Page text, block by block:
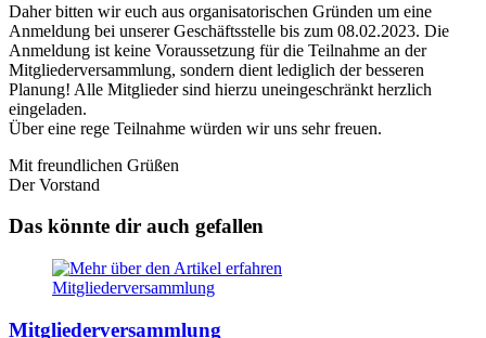
Daher bitten wir euch aus organisatorischen Gründen um eine
Anmeldung bei unserer Geschäftsstelle bis zum 08.02.2023. Die
Anmeldung ist keine Voraussetzung für die Teilnahme an der
Mitgliederversammlung, sondern dient lediglich der besseren
Planung! Alle Mitglieder sind hierzu uneingeschränkt herzlich
eingeladen.
Über eine rege Teilnahme würden wir uns sehr freuen.
Mit freundlichen Grüßen
Der Vorstand
Das könnte dir auch gefallen
Mitgliederversammlung